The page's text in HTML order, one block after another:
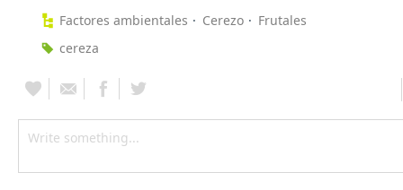
Factores ambientales Cerezo
Frutales
cereza